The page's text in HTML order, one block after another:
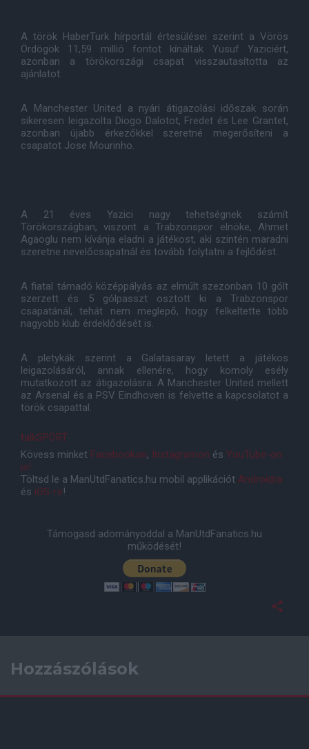
A török HaberTurk hírportál értesülései szerint a Vörös
Ördögök 11,59 millió fontot kínáltak Yusuf Yaziciért,
azonban a törökországi csapat visszautasította az
ajánlatot.
A Manchester United a nyári átigazolási időszak során
sikeresen leigazolta Diogo Dalotot, Fredet és Lee Grantet,
azonban újabb érkezőkkel szeretné megerősíteni a
csapatot Jose Mourinho.
A 21 éves Yazici nagy tehetségnek számít
Törökországban, viszont a Trabzonspor elnöke, Ahmet
Agaoglu nem kívánja eladni a játékost, aki szintén maradni
szeretne nevelőcsapatnál és tovább folytatni a fejlődést.
A fiatal támadó középpályás az elmúlt szezonban 10 gólt
szerzett és 5 gólpasszt osztott ki a Trabzonspor
csapatánál, tehát nem meglepő, hogy felkeltette több
nagyobb klub érdeklődését is.
A pletykák szerint a Galatasaray letett a játékos
leigazolásáról, annak ellenére, hogy komoly esély
mutatkozott az átigazolásra. A Manchester United mellett
az Arsenal és a PSV Eindhoven is felvette a kapcsolatot a
török csapattal.
talkSPORT
Kövess minket Facebookon, Instagramon és YouTube-on
is!
Töltsd le a ManUtdFanatics.hu mobil applikációt Androidra
és iOS-re!
Támogasd adományoddal a ManUtdFanatics.hu
működését!
Hozzászólások